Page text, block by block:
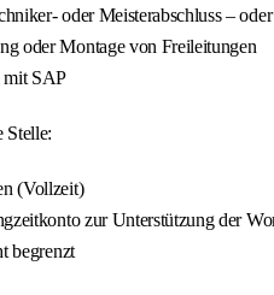
oder Meisterabschluss –
oder Montage von Freileitungen
mit SAP
Stelle:
(Vollzeit)
zur Unterstützung der
begrenzt